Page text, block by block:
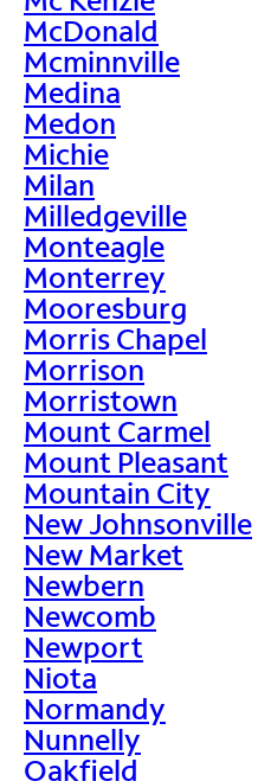
McDonald
Mcminnville
Medina
Medon
Michie
Milan
Milledgeville
Monteagle
Monterrey
Mooresburg
Morris Chapel
Morrison
Morristown
Mount Carmel
Mount Pleasant
Mountain City
New Johnsonville
New Market
Newbern
Newcomb
Newport
Niota
Normandy
Nunnelly
Oakfield